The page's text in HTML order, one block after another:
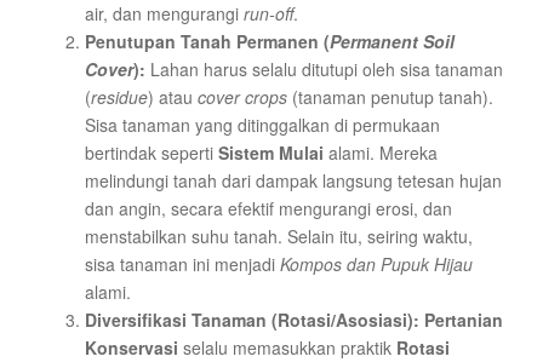
air, dan mengurangi run-off.
Penutupan Tanah Permanen (Permanent Soil
Cover): Lahan harus selalu ditutupi oleh sisa tanaman
(residue) atau cover crops (tanaman penutup tanah).
Sisa tanaman yang ditinggalkan di permukaan
bertindak seperti Sistem Mulai alami. Mereka
melindungi tanah dari dampak langsung tetesan hujan
dan angin, secara efektif mengurangi erosi, dan
menstabilkan suhu tanah. Selain itu, seiring waktu,
sisa tanaman ini menjadi Kompos dan Pupuk Hijau
alami.
Diversifikasi Tanaman (Rotasi/Asosiasi): Pertanian
Konservasi selalu memasukkan praktik Rotasi